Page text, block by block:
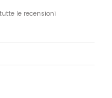
le recensioni